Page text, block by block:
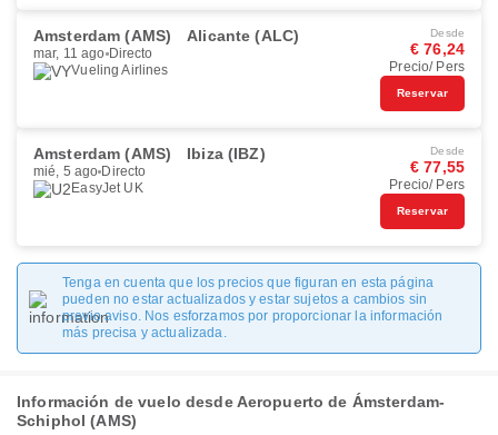
Amsterdam (AMS) Alicante (ALC)
mar, 11 ago Directo
Vueling Airlines
Desde
€ 76,24
Precio/ Pers
Reservar
Amsterdam (AMS) Ibiza (IBZ)
mié, 5 ago Directo
EasyJet UK
Desde
€ 77,55
Precio/ Pers
Reservar
Tenga en cuenta que los precios que figuran en esta página
pueden no estar actualizados y estar sujetos a cambios sin
previo aviso. Nos esforzamos por proporcionar la información
más precisa y actualizada.
Información de vuelo desde Aeropuerto de Ámsterdam-
Schiphol (AMS)